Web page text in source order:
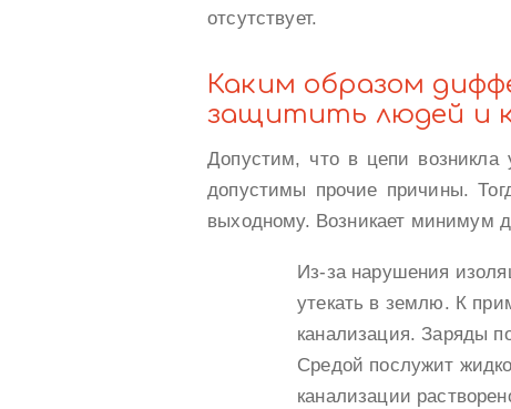
отсутствует.
Каким образом
защитить людей и
Допустим, что в цепи
допустимы прочие причины.
выходному. Возникает минимум
Из-за нарушения
утекать в землю. К
канализация. Заряды
Средой послужит
канализации